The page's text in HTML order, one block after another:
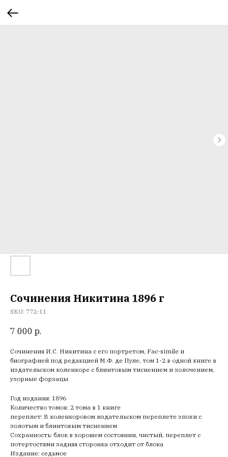
Сочинения Никитина 1896 г
SKU: 772-11
7 000 р.
Сочинения И.С. Никитина с его портретом, Fac-simile и
биографией под редакцией М.Ф. де Пуле, том 1-2 в одной книге в
издательском коленкоре с блинтовым тиснением и золочением,
узорные форзацы
Год издания: 1896
Количество томов: 2 тома в 1 книге
переплет: В коленкоровом издательском переплете эпохи с
золотым и блинтовым тиснением
Сохранность: блок в хорошем состоянии, чистый, переплет с
потертостями задняя сторонка отходит от блока
Издание: седьмое